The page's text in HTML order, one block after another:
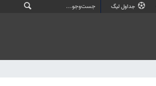
جداول لیگ